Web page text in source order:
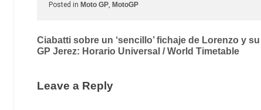
Posted in Moto GP, MotoGP
Post
navigation
Ciabatti sobre un ‘sencillo’ fichaje de Lorenzo y
GP Jerez: Horario Universal / World Timetable
Leave a Reply